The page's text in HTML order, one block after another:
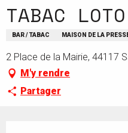
TABAC
BAR / TABAC MAISON DE LA
2 Place de la Mairie, 44117
M'y rendre
Partager